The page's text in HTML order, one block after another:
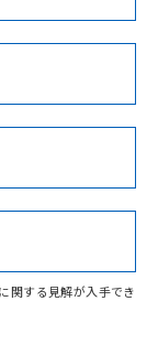
Cr(VI)
す。
関する見解が入手でき